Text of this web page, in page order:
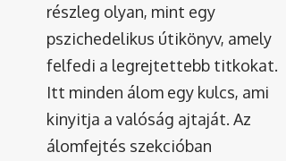
részleg olyan, mint egy
pszichedelikus útikönyv, amely
felfedi a legrejtettebb titkokat.
Itt minden álom egy kulcs, ami
kinyitja a valóság ajtaját. Az
álomfejtés szekcióban